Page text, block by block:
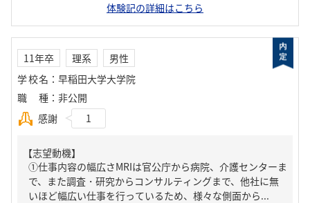
体験記の詳細はこちら
11年卒 理系
男性
学校名 ： 早稲田大学大学院
職種 ： 非公開
感謝
1
【志望動機】
①仕事内容の幅広さMRIは官公庁から病院、介護センターま
で、また調査・研究からコンサルティングまで、他社に無
いほど幅広い仕事を行っているため、様々な側面から...